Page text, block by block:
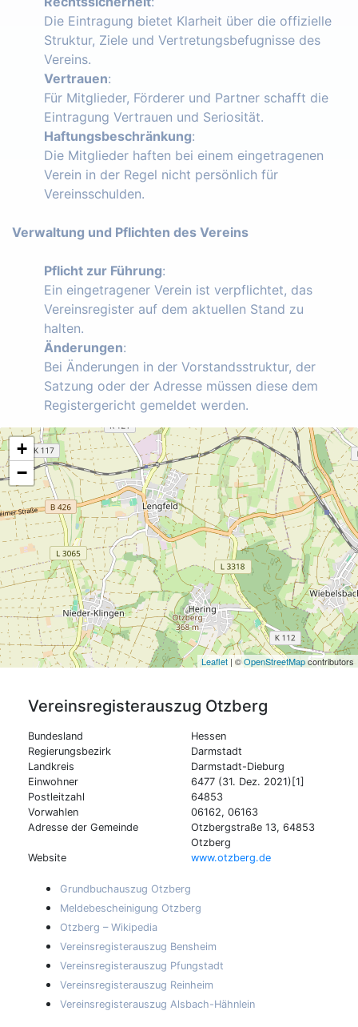
Die Eintragung bietet Klarheit über die offizielle
Struktur, Ziele und Vertretungsbefugnisse des
Vereins.
Vertrauen:
Für Mitglieder, Förderer und Partner schafft die
Eintragung Vertrauen und Seriosität.
Haftungsbeschränkung:
Die Mitglieder haften bei einem eingetragenen
Verein in der Regel nicht persönlich für
Vereinsschulden.
Verwaltung und Pflichten des Vereins
Pflicht zur Führung:
Ein eingetragener Verein ist verpflichtet, das
Vereinsregister auf dem aktuellen Stand zu
halten.
Änderungen:
Bei Änderungen in der Vorstandsstruktur, der
Satzung oder der Adresse müssen diese dem
Registergericht gemeldet werden.
+
−
Leaflet | ©OpenStreetMapcontributors
Vereinsregisterauszug Otzberg
Bundesland
Hessen
Regierungsbezirk
Darmstadt
Landkreis
Darmstadt-Dieburg
Einwohner
6477 (31. Dez. 2021)[1]
Postleitzahl
64853
Vorwahlen
06162, 06163
Adresse der Gemeinde
Otzbergstraße 13, 64853
Otzberg
Website
www.otzberg.de
Grundbuchauszug Otzberg
Meldebescheinigung Otzberg
Otzberg – Wikipedia
Vereinsregisterauszug Bensheim
Vereinsregisterauszug Pfungstadt
Vereinsregisterauszug Reinheim
Vereinsregisterauszug Alsbach-Hähnlein